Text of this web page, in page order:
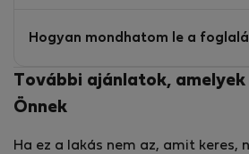
Hogyan mondhatom le a
További ajánlatok,
Önnek
Ha ez a lakás nem az, amit keres,